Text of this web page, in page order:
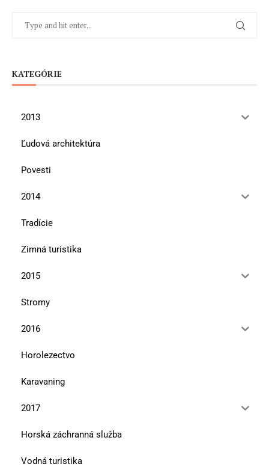
KATEGÓRIE
2013
Ľudová architektúra
Povesti
2014
Tradície
Zimná turistika
2015
Stromy
2016
Horolezectvo
Karavaning
2017
Horská záchranná služba
Vodná turistika